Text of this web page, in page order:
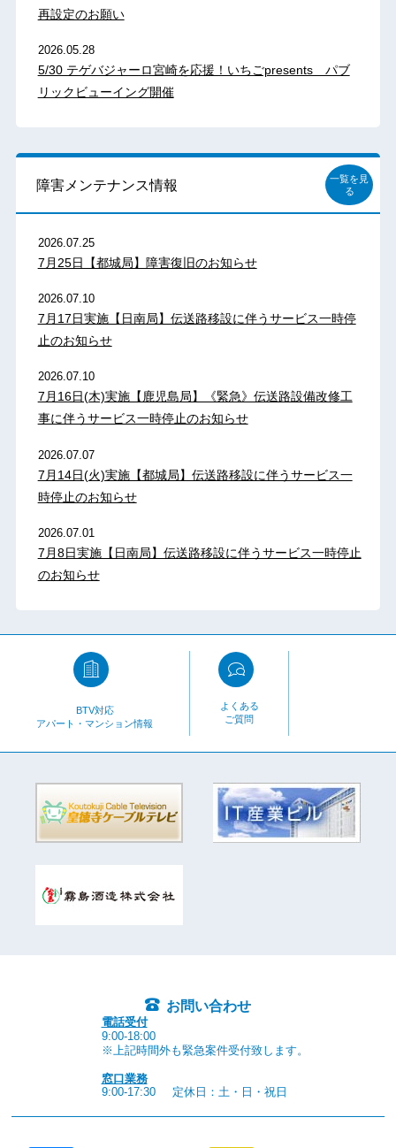
再設定のお願い
2026.05.28
5/30 テゲバジャーロ宮崎を応援！いちごpresents パブ
リックビューイング開催
障害メンテナンス情報
一覧を見
る
2026.07.25
7月25日【都城局】障害復旧のお知らせ
2026.07.10
7月17日実施【日南局】伝送路移設に伴うサービス一時停
止のお知らせ
2026.07.10
7月16日(木)実施【鹿児島局】《緊急》伝送路設備改修工
事に伴うサービス一時停止のお知らせ
2026.07.07
7月14日(火)実施【都城局】伝送路移設に伴うサービス一
時停止のお知らせ
2026.07.01
7月8日実施【日南局】伝送路移設に伴うサービス一時停止
のお知らせ
BTV対応
アパート・マンション情報
よくある
ご質問
お問い合わせ
電話受付
9:00-18:00
※上記時間外も緊急案件受付致します。
窓口業務
9:00-17:30
定休日：土・日・祝日